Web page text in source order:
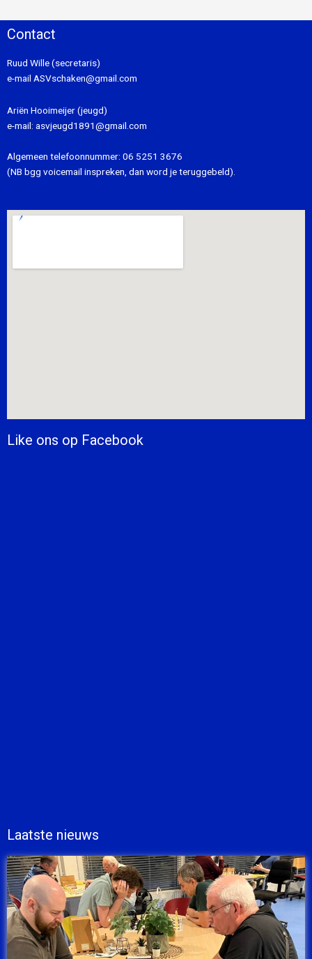
Contact
Ruud Wille (secretaris)
e-mail ASVschaken@gmail.com
Ariën Hooimeijer (jeugd)
e-mail: asvjeugd1891@gmail.com
Algemeen telefoonnummer: 06 5251 3676
(NB bgg voicemail inspreken, dan word je teruggebeld).
Like ons op Facebook
Laatste nieuws